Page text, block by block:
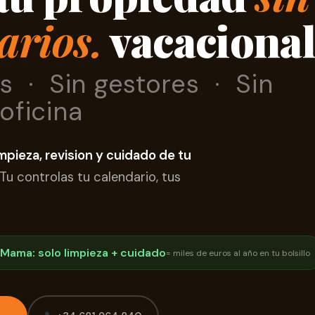
· Sin gestores · Sin
revision y cuidado de tu
controlas tu calendario, tus
solo limpieza + cuidado= miles de euros al año en tu bolsillo